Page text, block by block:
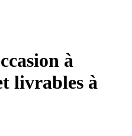
à
livrables à